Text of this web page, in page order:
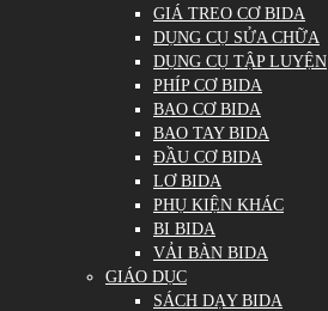
GIÁ TREO CƠ BIDA
DỤNG CỤ SỬA CHỮA
DỤNG CỤ TẬP LUYỆN
PHÍP CƠ BIDA
BAO CƠ BIDA
BAO TAY BIDA
ĐẦU CƠ BIDA
LƠ BIDA
PHỤ KIỆN KHÁC
BI BIDA
VẢI BÀN BIDA
GIÁO DỤC
SÁCH DẠY BIDA